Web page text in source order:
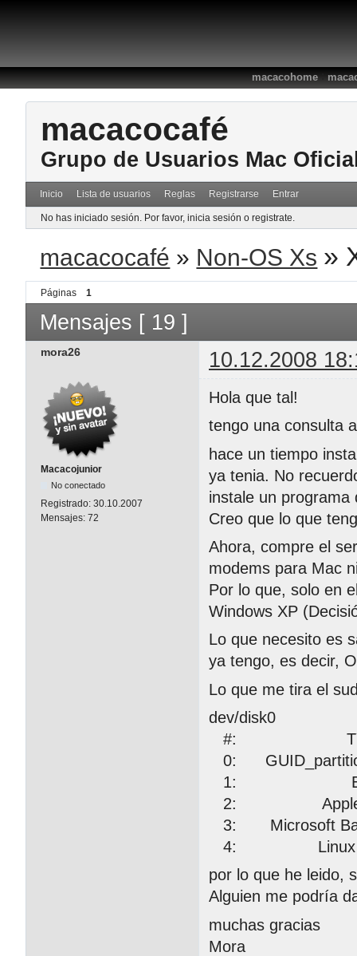
macacohome:
macacocafé
Grupo de Usuarios Mac
Inicio Lista de usuarios Reglas Registrarse Entrar
No has iniciado sesión. Por favor, inicia sesión o registrate.
macacocafé » Non-OS Xs »
Páginas 1
Mensajes [ 19 ]
mora26 10.12.2008
Macacojunior
No conectado
Registrado: 30.10.2007
Mensajes: 72
Hola que tal!
tengo una consulta
hace un tiempo
ya tenia. No
instale un
Creo que lo que
Ahora, compre el
modems para Mac
Por lo que, solo en
Windows XP
Lo que necesito es
ya tengo, es decir,
Lo que me tira el
dev/disk0
#: TYPE
0:
1: EFI
2:
3: Microsoft
4: Linux
por lo que he leido,
Alguien me podría
muchas gracias
Mora